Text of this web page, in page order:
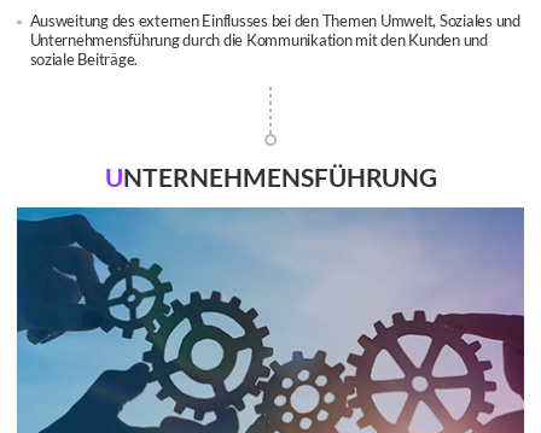
Ausweitung des externen Einflusses bei den Themen Umwelt, Soziales und
Unternehmensführung durch die Kommunikation mit den Kunden und
soziale Beiträge.
UNTERNEHMENSFÜHRUNG